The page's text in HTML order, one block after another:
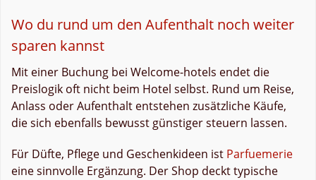
Wo du rund um den Aufenthalt noch weiter
sparen kannst
Mit einer Buchung bei Welcome-hotels endet die
Preislogik oft nicht beim Hotel selbst. Rund um Reise,
Anlass oder Aufenthalt entstehen zusätzliche Käufe,
die sich ebenfalls bewusst günstiger steuern lassen.
Für Düfte, Pflege und Geschenkideen ist Parfuemerie
eine sinnvolle Ergänzung. Der Shop deckt typische